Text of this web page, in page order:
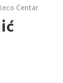
Centar